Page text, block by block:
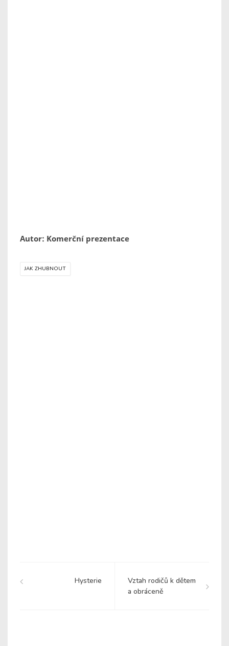
Autor: Komerční prezentace
JAK ZHUBNOUT
Hysterie
Vztah rodičů k dětem
a obráceně